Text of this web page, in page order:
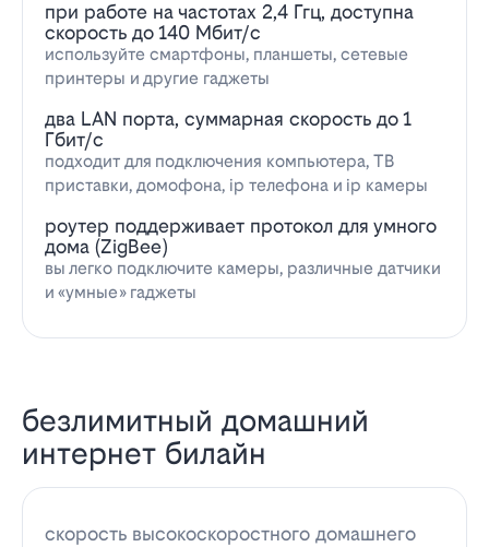
при работе на частотах 2,4 Ггц, доступна
скорость до 140 Мбит/с
используйте смартфоны, планшеты, сетевые
принтеры и другие гаджеты
два LAN порта, суммарная скорость до 1
Гбит/с
подходит для подключения компьютера, ТВ
приставки, домофона, ip телефона и ip камеры
роутер поддерживает протокол для умного
дома (ZigBee)
вы легко подключите камеры, различные датчики
и «умные» гаджеты
безлимитный домашний
интернет билайн
скорость высокоскоростного домашнего